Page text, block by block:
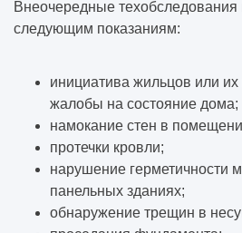
Внеочередные техобследования
следующим показаниям:
инициатива жильцов или
жалобы на состояние дома;
намокание стен в
протечки кровли;
нарушение герметичности
панельных зданиях;
обнаружение трещин в